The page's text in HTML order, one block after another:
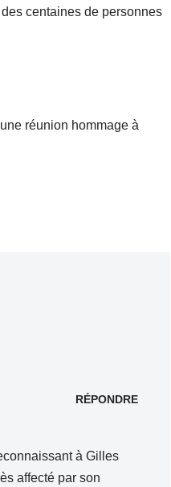
centaines de personnes
réunion hommage à
RÉPONDRE
à Gilles
affecté par son